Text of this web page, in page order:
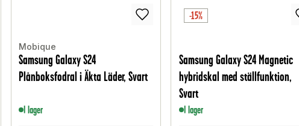
Mobique
Samsung Galaxy S24
Plånboksfodral i Äkta Läder, Svart
I lager
-15%
Samsung Galaxy S24 Magnetic
hybridskal med ställfunktion,
Svart
I lager